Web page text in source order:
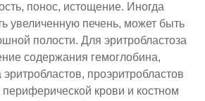
понос, истощение. Иногда
увеличенную печень, может быть
полости. Для эритробластоза
содержания гемоглобина,
проэритробластов
крови и костном